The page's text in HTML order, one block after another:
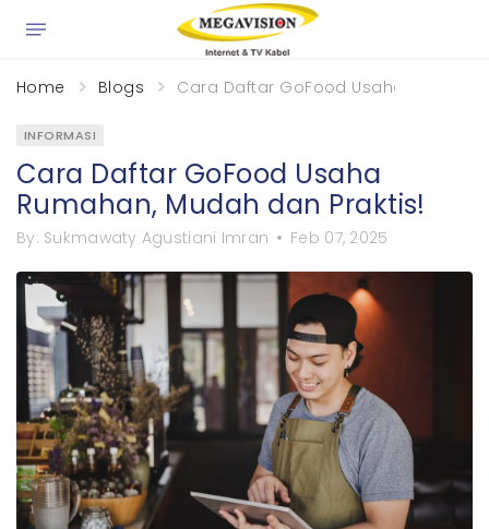
Home Blogs Cara Daftar GoFood Usaha
INFORMASI
Cara Daftar GoFood Usaha
Rumahan, Mudah dan Praktis!
By: Sukmawaty Agustiani Imran Feb 07, 2025